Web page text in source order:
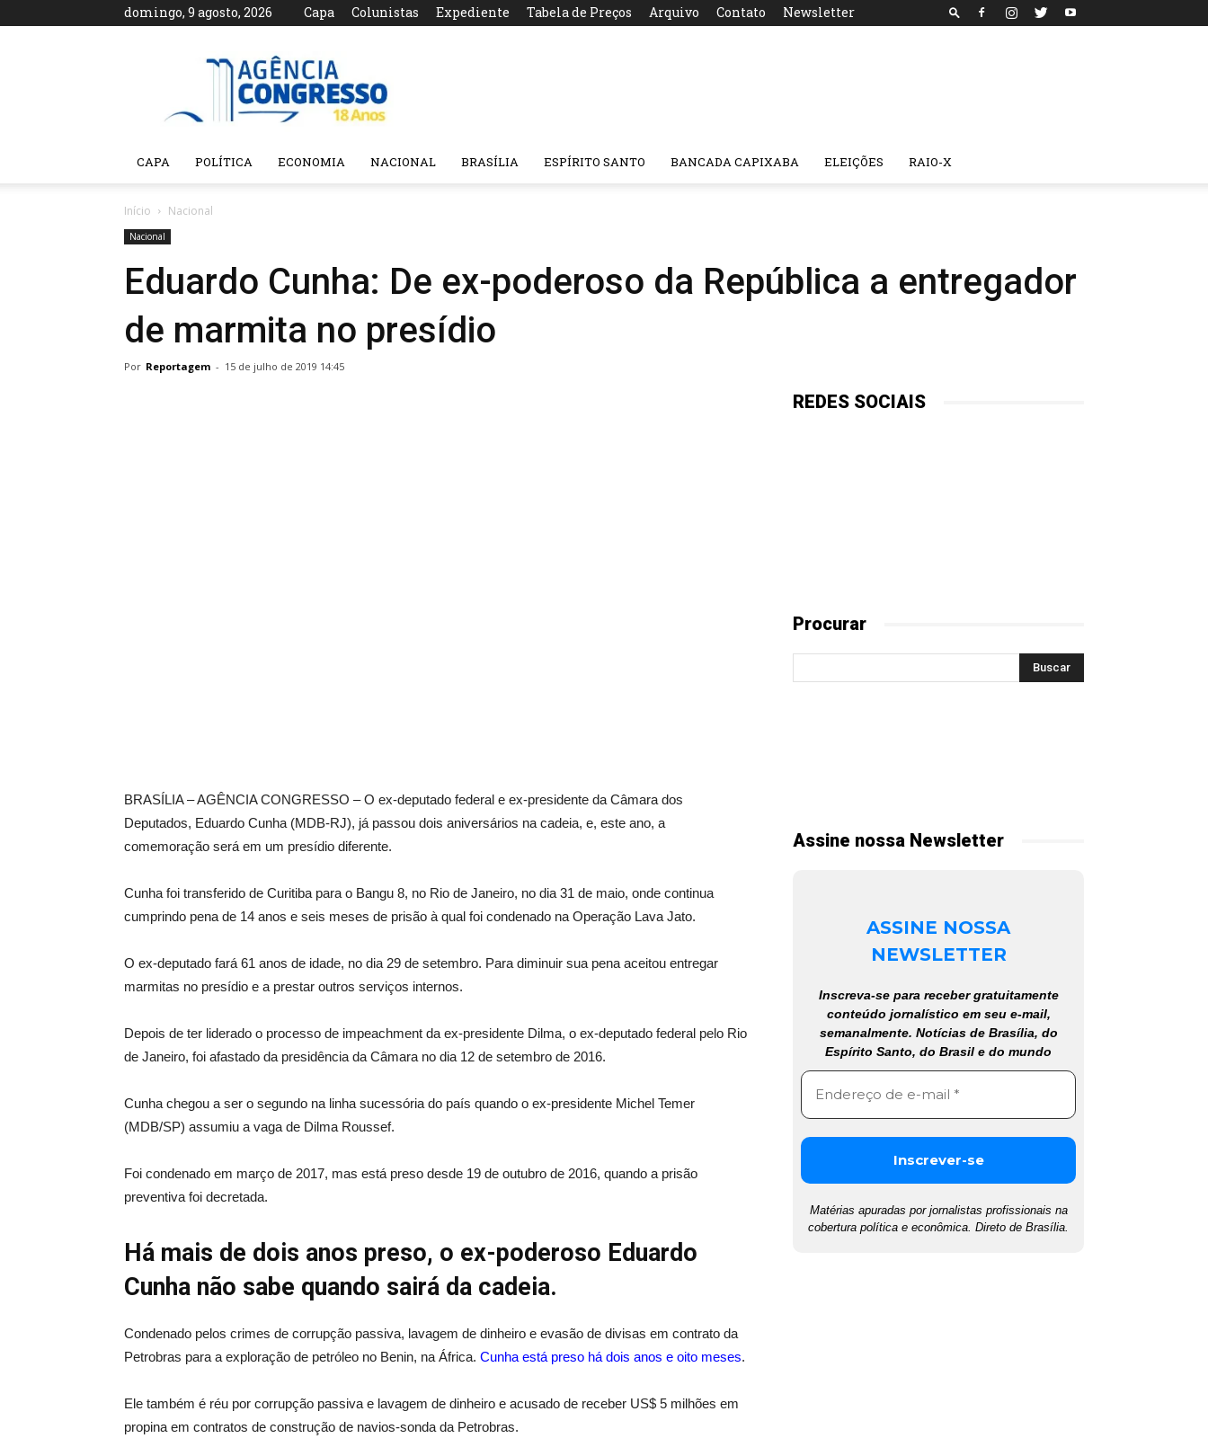
domingo, 9 agosto, 2026 Capa Colunistas Expediente Tabela de Preços Arquivo Contato Newsletter
Agência
CAPA POLÍTICA ECONOMIA NACIONAL BRASÍLIA ESPÍRITO SANTO BANCADA CAPIXABA ELEIÇÕES RAIO-X
Início Nacional
Nacional
Eduardo Cunha: De ex-poderoso da República a entregador
de marmita no presídio
Por Reportagem - 15 de julho de 2019 14:45
BRASÍLIA – AGÊNCIA CONGRESSO – O ex-deputado federal e ex-presidente da Câmara dos
Deputados, Eduardo Cunha (MDB-RJ), já passou dois aniversários na cadeia, e, este ano, a
comemoração será em um presídio diferente.
Cunha foi transferido de Curitiba para o Bangu 8, no Rio de Janeiro, no dia 31 de maio, onde continua
cumprindo pena de 14 anos e seis meses de prisão à qual foi condenado na Operação Lava Jato.
O ex-deputado fará 61 anos de idade, no dia 29 de setembro. Para diminuir sua pena aceitou entregar
marmitas no presídio e a prestar outros serviços internos.
Depois de ter liderado o processo de impeachment da ex-presidente Dilma, o ex-deputado federal pelo Rio
de Janeiro, foi afastado da presidência da Câmara no dia 12 de setembro de 2016.
Cunha chegou a ser o segundo na linha sucessória do país quando o ex-presidente Michel Temer
(MDB/SP) assumiu a vaga de Dilma Roussef.
Foi condenado em março de 2017, mas está preso desde 19 de outubro de 2016, quando a prisão
preventiva foi decretada.
Há mais de dois anos preso, o ex-poderoso Eduardo
Cunha não sabe quando sairá da cadeia.
Condenado pelos crimes de corrupção passiva, lavagem de dinheiro e evasão de divisas em contrato da
Petrobras para a exploração de petróleo no Benin, na África. Cunha está preso há dois anos e oito meses.
Ele também é réu por corrupção passiva e lavagem de dinheiro e acusado de receber US$ 5 milhões em
propina em contratos de construção de navios-sonda da Petrobras.
REDES SOCIAIS
Procurar
Assine nossa Newsletter
ASSINE NOSSA
NEWSLETTER
Inscreva-se para receber gratuitamente
conteúdo jornalístico em seu e-mail,
semanalmente. Notícias de Brasília, do
Espírito Santo, do Brasil e do mundo
Matérias apuradas por jornalistas profissionais na
cobertura política e econômica. Direto de Brasília.